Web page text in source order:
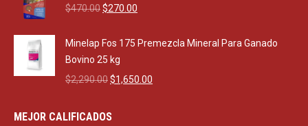
$550.00.
$470.00Original
was:
$470.00.
$270.00
is:
Minelap Fos 175 Premezcla Mineral Para Ganado
Bovino 25 kg
$2,290.00Original
was:
$1,650.00
MEJOR CALIFICADOS